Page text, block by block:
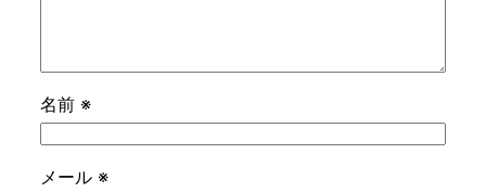
名前 ※
メール ※